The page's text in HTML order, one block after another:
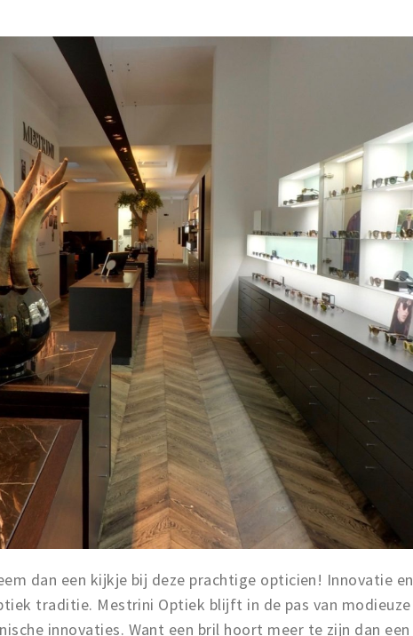
dan een kijkje bij deze prachtige opticien! Innovatie en
traditie. Mestrini Optiek blijft in de pas van modieuze
innovaties. Want een bril hoort meer te zijn dan een